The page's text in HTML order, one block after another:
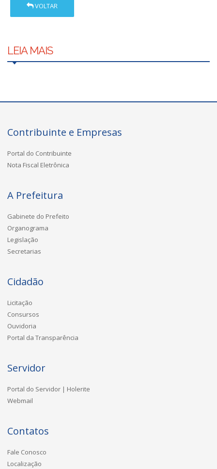
VOLTAR
LEIA MAIS
Contribuinte e Empresas
Portal do Contribuinte
Nota Fiscal Eletrônica
A Prefeitura
Gabinete do Prefeito
Organograma
Legislação
Secretarias
Cidadão
Licitação
Consursos
Ouvidoria
Portal da Transparência
Servidor
Portal do Servidor | Holerite
Webmail
Contatos
Fale Conosco
Localização